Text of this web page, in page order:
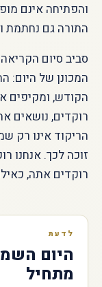
והפתיחה אינם
התורה גם נחתמת
סביב סיום
המכונן של היום:
הקודש, ומקיפים
רוקדים, נושאים
הריקוד אינו רק
זוכה לכך. אנחנו
רוקדים אתה,
לדעת
היום
מתחיל